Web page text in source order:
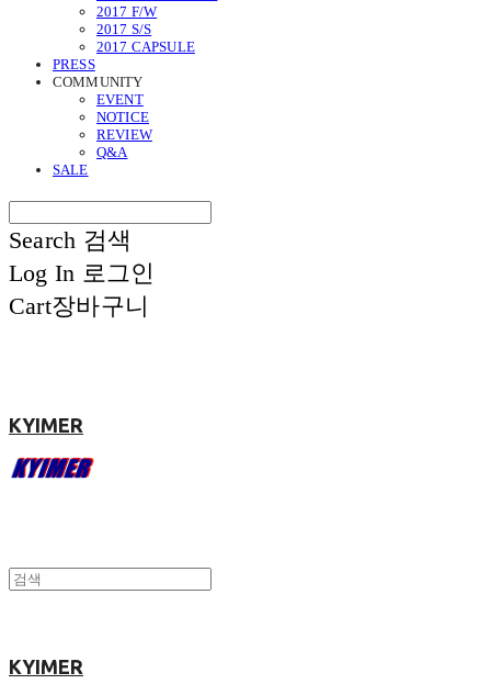
2017 F/W
2017 S/S
2017 CAPSULE
PRESS
COMMUNITY
EVENT
NOTICE
REVIEW
Q&A
SALE
Search 검색
Log In 로그인
Cart장바구니
KYIMER
KYIMER